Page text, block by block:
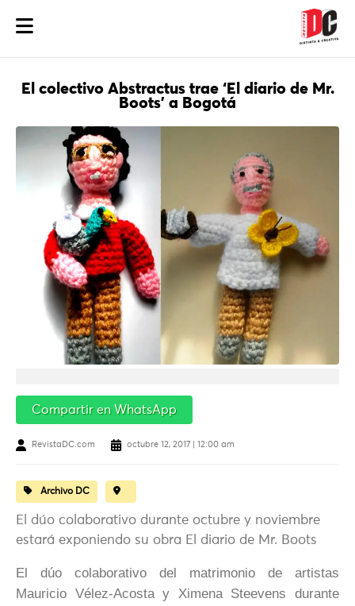
El colectivo Abstractus trae ‘El diario de Mr.
Boots’ a Bogotá
Compartir en WhatsApp
RevistaDC.com octubre 12, 2017 | 12:00 am
Archivo DC
El dúo colaborativo durante octubre y noviembre
estará exponiendo su obra El diario de Mr. Boots
El dúo colaborativo del matrimonio de artistas
Mauricio Vélez-Acosta y Ximena Steevens durante